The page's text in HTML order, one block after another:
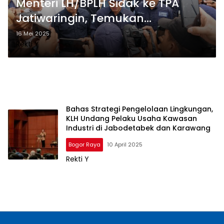
Menteri LH/BPLH Sidak ke TPA
Jatiwaringin, Temukan
Kebakaran dan Pencemaran Air
Lindi
16 Mei 2025
Rekti Y
Bahas Strategi Pengelolaan Lingkungan,
KLH Undang Pelaku Usaha Kawasan
Industri di Jabodetabek dan Karawang
Bogor Raya 10 April 2025
Rekti Y